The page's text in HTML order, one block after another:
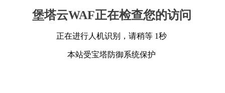
堡塔云WAF正在检查您的访问
正在进行人机识别，请稍等 1秒
本站受宝塔防御系统保护